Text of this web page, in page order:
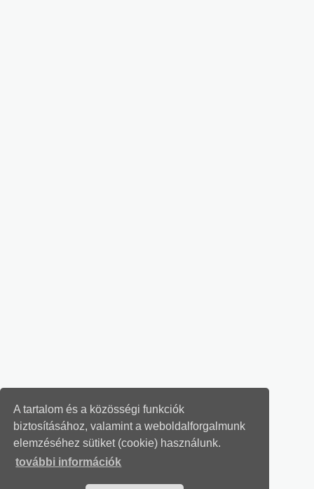
A tartalom és a közösségi funkciók
biztosításához, valamint a weboldalforgalmunk
elemzéséhez sütiket (cookie) használunk.
további információk